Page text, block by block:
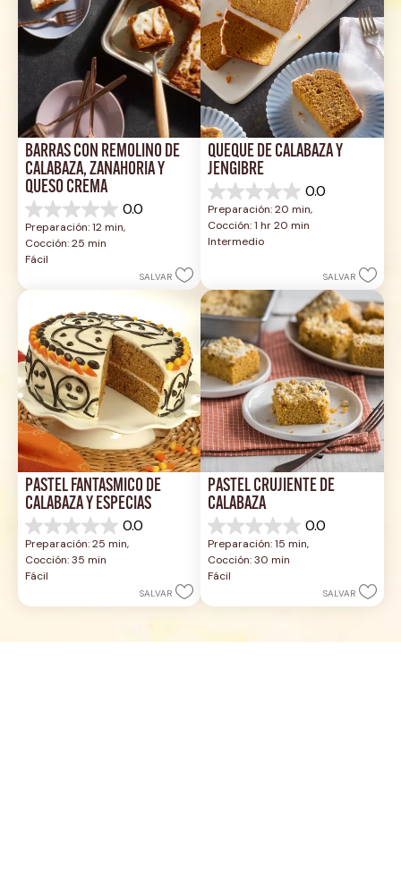
BARRAS CON REMOLINO DE
CALABAZA, ZANAHORIA Y
QUESO CREMA
0.0
0.0
de
5
estrellas.
Preparación: 12 min,
Cocción: 25 min
Fácil
SALVAR
QUEQUE DE CALABAZA Y
JENGIBRE
0.0
0.0
de
5
estrellas.
Preparación: 20 min,
Cocción: 1 hr 20 min
Intermedio
SALVAR
PASTEL FANTASMICO DE
CALABAZA Y ESPECIAS
0.0
0.0
de
5
estrellas.
Preparación: 25 min,
Cocción: 35 min
Fácil
SALVAR
PASTEL CRUJIENTE DE
CALABAZA
0.0
0.0
de
5
estrellas.
Preparación: 15 min,
Cocción: 30 min
Fácil
SALVAR